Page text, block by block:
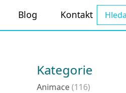
Blog Kontakt
Kategorie
Animace(116)